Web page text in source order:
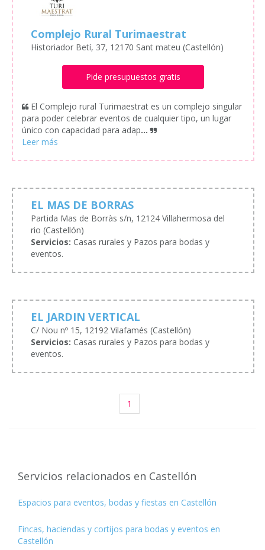
Complejo Rural Turimaestrat
Historiador Betí, 37, 12170 Sant mateu (Castellón)
Pide presupuestos gratis
El Complejo rural Turimaestrat es un complejo singular
para poder celebrar eventos de cualquier tipo, un lugar
único con capacidad para adap...
EL MAS DE BORRAS
Partida Mas de Borràs s/n, 12124 Villahermosa del
rio (Castellón)
Servicios: Casas rurales y Pazos para bodas y
eventos.
EL JARDIN VERTICAL
C/ Nou nº 15, 12192 Vilafamés (Castellón)
Servicios: Casas rurales y Pazos para bodas y
eventos.
1
Servicios relacionados en Castellón
Espacios para eventos, bodas y fiestas en Castellón
Fincas, haciendas y cortijos para bodas y eventos en
Castellón